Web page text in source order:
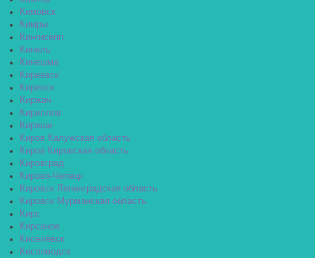
Кимовск
Кимры
Кингисепп
Кинель
Кинешма
Киреевск
Киренск
Киржач
Кириллов
Кириши
Киров Калужская область
Киров Кировская область
Кировград
Кирово-Чепецк
Кировск Ленинградская область
Кировск Мурманская область
Кирс
Кирсанов
Киселёвск
Кисловодск